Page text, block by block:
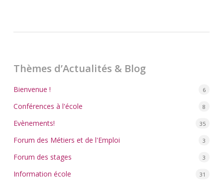
Thèmes d’Actualités & Blog
Bienvenue ! 6
Conférences à l'école 8
Evènements! 35
Forum des Métiers et de l'Emploi 3
Forum des stages 3
Information école 31